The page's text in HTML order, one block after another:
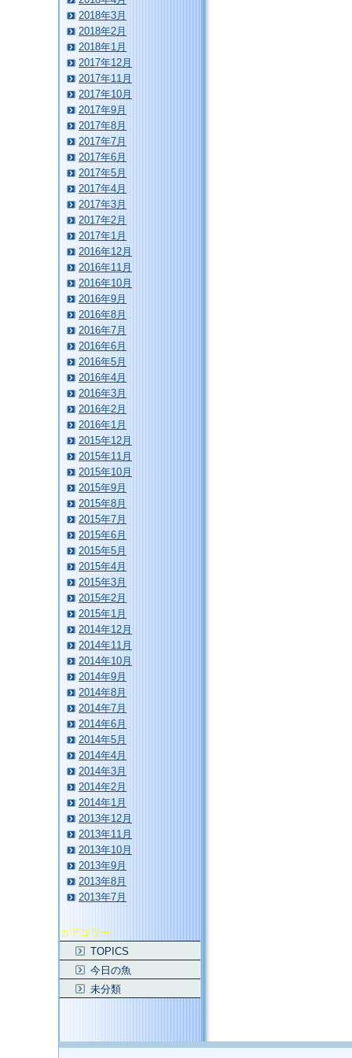
2018年3月
2018年2月
2018年1月
2017年12月
2017年11月
2017年10月
2017年9月
2017年8月
2017年7月
2017年6月
2017年5月
2017年4月
2017年3月
2017年2月
2017年1月
2016年12月
2016年11月
2016年10月
2016年9月
2016年8月
2016年7月
2016年6月
2016年5月
2016年4月
2016年3月
2016年2月
2016年1月
2015年12月
2015年11月
2015年10月
2015年9月
2015年8月
2015年7月
2015年6月
2015年5月
2015年4月
2015年3月
2015年2月
2015年1月
2014年12月
2014年11月
2014年10月
2014年9月
2014年8月
2014年7月
2014年6月
2014年5月
2014年4月
2014年3月
2014年2月
2014年1月
2013年12月
2013年11月
2013年10月
2013年9月
2013年8月
2013年7月
カテゴリー
TOPICS
今日の魚
未分類